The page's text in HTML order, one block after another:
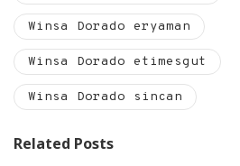
Winsa Dorado eryaman
Winsa Dorado etimesgut
Winsa Dorado sincan
Related Posts